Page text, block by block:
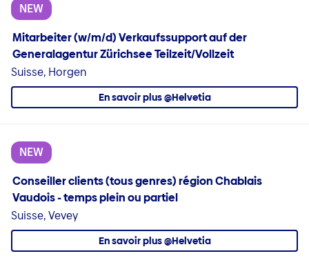
NEW
Mitarbeiter (w/m/d) Verkaufssupport auf der
Generalagentur Zürichsee Teilzeit/Vollzeit
Suisse, Horgen
En savoir plus @Helvetia
NEW
Conseiller clients (tous genres) région Chablais
Vaudois - temps plein ou partiel
Suisse, Vevey
En savoir plus @Helvetia